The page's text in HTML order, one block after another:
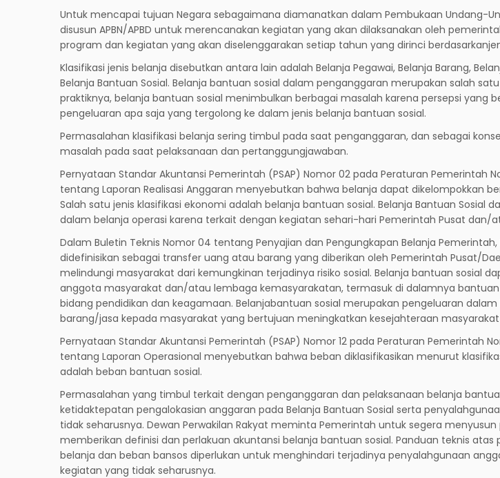
Untuk mencapai tujuan Negara sebagaimana diamanatkan dalam Pembukaan Undang-
disusun APBN/APBD untuk merencanakan kegiatan yang akan dilaksanakan oleh
program dan kegiatan yang akan diselenggarakan setiap tahun yang dirinci
Klasifikasi jenis belanja disebutkan antara lain adalah Belanja Pegawai, Belanja Barang,
Belanja Bantuan Sosial. Belanja bantuan sosial dalam penganggaran merupakan salah
praktiknya, belanja bantuan sosial menimbulkan berbagai masalah karena persepsi yang
pengeluaran apa saja yang tergolong ke dalam jenis belanja bantuan sosial.
Permasalahan klasifikasi belanja sering timbul pada saat penganggaran, dan sebagai
masalah pada saat pelaksanaan dan pertanggungjawaban.
Pernyataan Standar Akuntansi Pemerintah (PSAP) Nomor 02 pada Peraturan Pemerintah
tentang Laporan Realisasi Anggaran menyebutkan bahwa belanja dapat dikelompokkan
Salah satu jenis klasifikasi ekonomi adalah belanja bantuan sosial. Belanja Bantuan Sosial
dalam belanja operasi karena terkait dengan kegiatan sehari-hari Pemerintah Pusat dan/
Dalam Buletin Teknis Nomor 04 tentang Penyajian dan Pengungkapan Belanja Pemerintah,
didefinisikan sebagai transfer uang atau barang yang diberikan oleh Pemerintah Pusat/
melindungi masyarakat dari kemungkinan terjadinya risiko sosial. Belanja bantuan sosial
anggota masyarakat dan/atau lembaga kemasyarakatan, termasuk di dalamnya
bidang pendidikan dan keagamaan. Belanjabantuan sosial merupakan pengeluaran
barang/jasa kepada masyarakat yang bertujuan meningkatkan kesejahteraan
Pernyataan Standar Akuntansi Pemerintah (PSAP) Nomor 12 pada Peraturan Pemerintah
tentang Laporan Operasional menyebutkan bahwa beban diklasifikasikan menurut
adalah beban bantuan sosial.
Permasalahan yang timbul terkait dengan penganggaran dan pelaksanaan belanja
ketidaktepatan pengalokasian anggaran pada Belanja Bantuan Sosial serta
tidak seharusnya. Dewan Perwakilan Rakyat meminta Pemerintah untuk segera
memberikan definisi dan perlakuan akuntansi belanja bantuan sosial. Panduan teknis atas
belanja dan beban bansos diperlukan untuk menghindari terjadinya penyalahgunaan
kegiatan yang tidak seharusnya.